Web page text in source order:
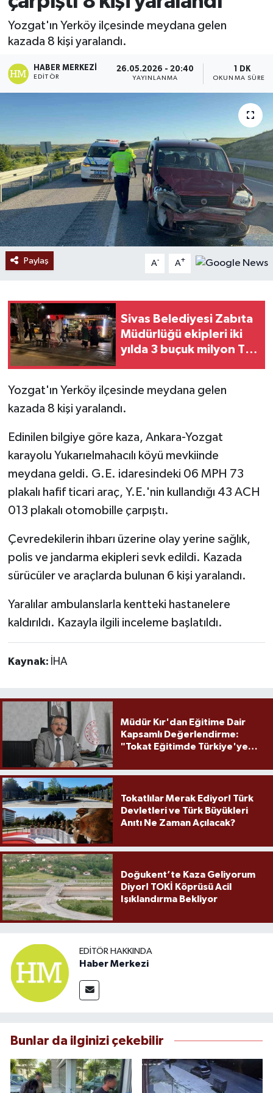
Yozgat'ın Yerköy ilçesinde meydana gelen
kazada 8 kişi yaralandı.
HABER MERKEZI
EDITÖR
26.05.2026 - 20:40
YAYINLANMA
1 DK
OKUNMA SÜRESI
Paylaş A- A+
Sivas Belediyesi Zabıta
Müdürlüğü ekipleri iki
yılda 3 buçuk milyon TL
Yozgat'ın Yerköy ilçesinde meydana gelen
kazada 8 kişi yaralandı.
Edinilen bilgiye göre kaza, Ankara-Yozgat
karayolu Yukarıelmahacılı köyü mevkiinde
meydana geldi. G.E. idaresindeki 06 MPH 73
plakalı hafif ticari araç, Y.E.'nin kullandığı 43 ACH
013 plakalı otomobille çarpıştı.
Çevredekilerin ihbarı üzerine olay yerine sağlık,
polis ve jandarma ekipleri sevk edildi. Kazada
sürücüler ve araçlarda bulunan 6 kişi yaralandı.
Yaralılar ambulanslarla kentteki hastanelere
kaldırıldı. Kazayla ilgili inceleme başlatıldı.
Kaynak: İHA
Müdür Kır'dan Eğitime Dair
Kapsamlı Değerlendirme:
"Tokat Eğitimde Türkiye'ye
Tokatlılar Merak Ediyor! Türk
Devletleri ve Türk Büyükleri
Anıtı Ne Zaman Açılacak?
Doğukent’te Kaza Geliyorum
Diyor! TOKİ Köprüsü Acil
Işıklandırma Bekliyor
EDITÖR HAKKINDA
Haber Merkezi
Bunlar da ilginizi çekebilir
Ekonomi